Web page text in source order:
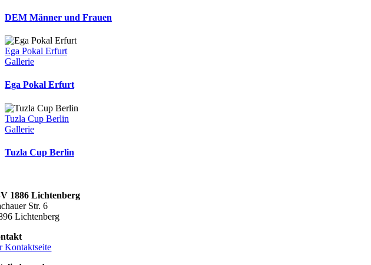
DEM Männer und Frauen
Ega Pokal Erfurt
Gallerie
Ega Pokal Erfurt
Tuzla Cup Berlin
Gallerie
Tuzla Cup Berlin
1886 Lichtenberg
Str. 6
Lichtenberg
Kontaktseite